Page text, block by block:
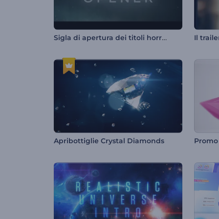
Sigla di apertura dei titoli horror
Apribottiglie Crystal Diamonds